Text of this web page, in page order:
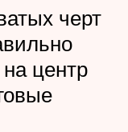
черт
центр